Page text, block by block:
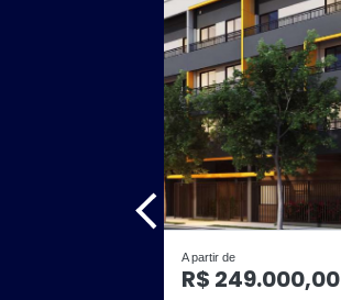
A partir de
R$ 249.000,00